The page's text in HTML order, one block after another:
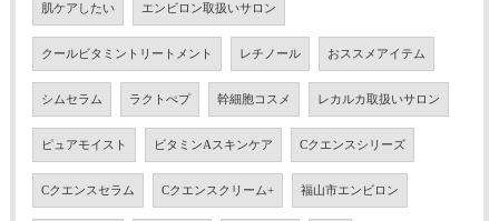
肌ケアしたい エンビロン取扱いサロン
クールビタミントリートメント レチノール おススメアイテム
シムセラム ラクトぺプ 幹細胞コスメ レカルカ取扱いサロン
ピュアモイスト ビタミンAスキンケア Cクエンスシリーズ
Cクエンスセラム Cクエンスクリーム+ 福山市エンビロン